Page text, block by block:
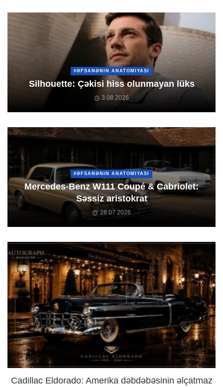
#ƏFSANƏNIN ANATOMIYASI
Silhouette: Çəkisi hiss olunmayan lüks
3 08 2026
#ƏFSANƏNIN ANATOMIYASI
Mercedes-Benz W111 Coupé & Cabriolet:
Səssiz aristokrat
28 07 2026
Cadillac Eldorado: Amerika dəbdəbəsinin əlçatmaz